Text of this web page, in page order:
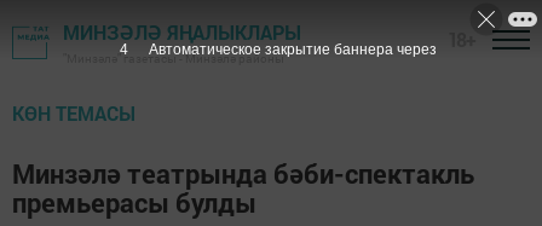
МИНЗӘЛӘ ЯҢАЛЫКЛАРЫ
"Минзәлә" газетасы - Минзәлә районы
КӨН ТЕМАСЫ
Минзәлә театрында бәби-спектакль
премьерасы булды
2 Автоматическое закрытие баннера через